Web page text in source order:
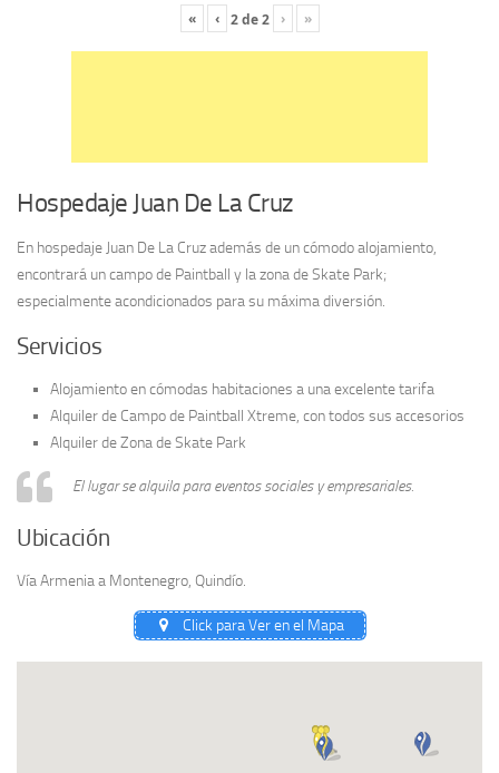
« ‹ 2de2 › »
Hospedaje Juan De La Cruz
En hospedaje Juan De La Cruz además de un cómodo alojamiento,
encontrará un campo de Paintball y la zona de Skate Park;
especialmente acondicionados para su máxima diversión.
Servicios
Alojamiento en cómodas habitaciones a una excelente tarifa
Alquiler de Campo de Paintball Xtreme, con todos sus accesorios
Alquiler de Zona de Skate Park
El lugar se alquila para eventos sociales y empresariales.
Ubicación
Vía Armenia a Montenegro, Quindío.
Click para Ver en el Mapa